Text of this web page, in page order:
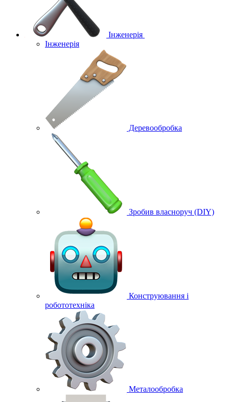
Інженерія
Інженерія
Деревообробка
Зробив власноруч (DIY)
Конструювання і
робототехніка
Металообробка